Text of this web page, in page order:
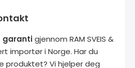
garantigjennom RAM SVEIS &
importør i Norge. Har du
produktet? Vi hjelper deg